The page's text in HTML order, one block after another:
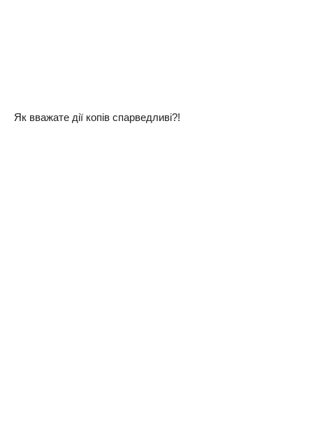
Як вважате дії копів спарведливі?!